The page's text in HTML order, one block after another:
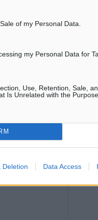
of my Personal Data.
my Personal Data for
Use, Retention, Sale,
Is Unrelated with the
Deletion Data Access
δικαίωμα
της
Δίκαιο.
και
από την
όπου